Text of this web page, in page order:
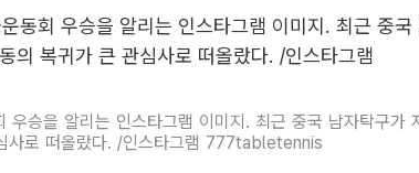
승을 알리는 인스타그램 이미지. 최근 중국 남자탁구가
사로 떠올랐다. /인스타그램 777tabletennis